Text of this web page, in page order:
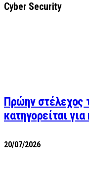
Cyber Security
Πρώην στέλεχος
κατηγορείται
20/07/2026